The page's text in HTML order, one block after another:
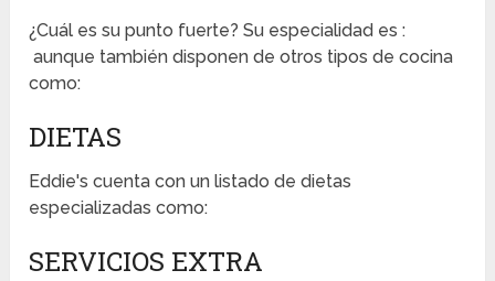
¿Cuál es su punto fuerte? Su especialidad es :
aunque también disponen de otros tipos de cocina
como:
DIETAS
Eddie's cuenta con un listado de dietas
especializadas como:
SERVICIOS EXTRA